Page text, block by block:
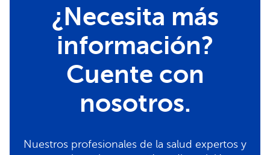
¿Necesita más
información?
Cuente con
nosotros.
Nuestros profesionales de la salud expertos y